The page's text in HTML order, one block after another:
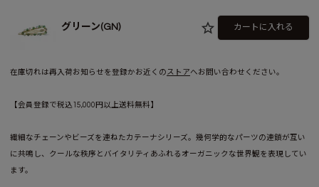
グリーン(GN) カートに入れる
在庫切れは再入荷お知らせを登録かお近くのストアへお問い合わせください。
【会員登録で税込15,000円以上送料無料】
繊細なチェーンやビーズを連ねたカテーナシリーズ。幾何学的なパーツの連鎖が互い
に共鳴し、クールな秩序とバイタリティあふれるオーガニックな世界観を表現してい
ます。